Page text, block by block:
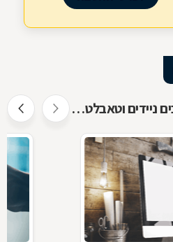
רוצה לדעת יותר על מחשבים ניידים וטאבלטים ?